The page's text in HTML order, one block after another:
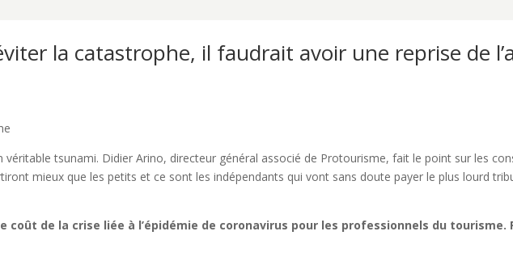
la catastrophe, il faudrait avoir une reprise de
tsunami. Didier Arino, directeur général associé de Protourisme, fait le point sur les
mieux que les petits et ce sont les indépendants qui vont sans doute payer le plus lourd
de la crise liée à l’épidémie de coronavirus pour les professionnels du tourisme.